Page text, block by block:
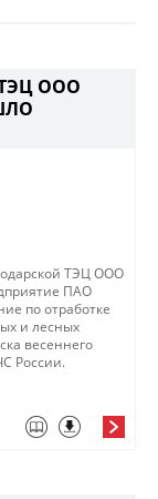
ООО
ТЭЦ ООО
ПАО
по отработке
и лесных
весеннего
России.